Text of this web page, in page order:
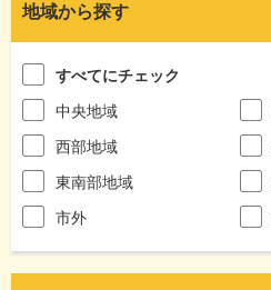
地域から探す
すべてにチェック
中央地域
西部地域
東南部地域
市外